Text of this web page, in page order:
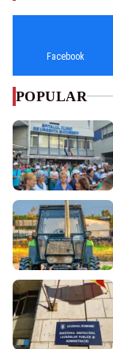
Facebook
POPULAR